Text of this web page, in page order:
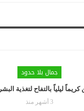
جمال بلا حدود
ليلياً بالتفاح لتغذية
3 أشهر منذ